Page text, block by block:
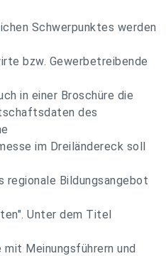
Schwerpunktes werden
bzw. Gewerbetreibende
in einer Broschüre die
des
im Dreiländereck soll
Bildungsangebot
Unter dem Titel
Meinungsführern und